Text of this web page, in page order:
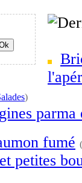
)
fumé (
petites